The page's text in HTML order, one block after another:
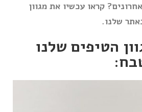
קראו עכשיו את מגוון
שלנו.
הטיפים שלנו